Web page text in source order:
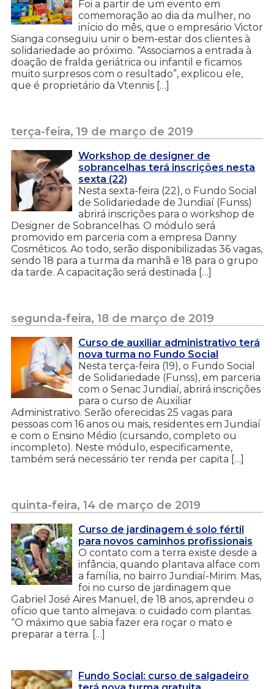
Foi a partir de um evento em
comemoração ao dia da mulher, no
início do mês, que o empresário Victor
Sianga conseguiu unir o bem-estar dos clientes à
solidariedade ao próximo. “Associamos a entrada à
doação de fralda geriátrica ou infantil e ficamos
muito surpresos com o resultado”, explicou ele,
que é proprietário da Vtennis […]
terça-feira, 19 de março de 2019
Workshop de designer de
sobrancelhas terá inscrições nesta
sexta (22)
Nesta sexta-feira (22), o Fundo Social
de Solidariedade de Jundiaí (Funss)
abrirá inscrições para o workshop de
Designer de Sobrancelhas. O módulo será
promovido em parceria com a empresa Danny
Cosméticos. Ao todo, serão disponibilizadas 36 vagas,
sendo 18 para a turma da manhã e 18 para o grupo
da tarde. A capacitação será destinada […]
segunda-feira, 18 de março de 2019
Curso de auxiliar administrativo terá
nova turma no Fundo Social
Nesta terça-feira (19), o Fundo Social
de Solidariedade (Funss), em parceria
com o Senac Jundiaí, abrirá inscrições
para o curso de Auxiliar
Administrativo. Serão oferecidas 25 vagas para
pessoas com 16 anos ou mais, residentes em Jundiaí
e com o Ensino Médio (cursando, completo ou
incompleto). Neste módulo, especificamente,
também será necessário ter renda per capita […]
quinta-feira, 14 de março de 2019
Curso de jardinagem é solo fértil
para novos caminhos profissionais
O contato com a terra existe desde a
infância, quando plantava alface com
a família, no bairro Jundiaí-Mirim. Mas,
foi no curso de jardinagem que
Gabriel José Aires Manuel, de 18 anos, aprendeu o
ofício que tanto almejava: o cuidado com plantas.
“O máximo que sabia fazer era roçar o mato e
preparar a terra. […]
Fundo Social: curso de salgadeiro